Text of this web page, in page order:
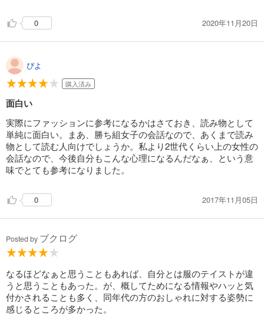
0 2020年11月20日
ぴよ
購入済み
面白い
実際にファッションに参考になるかはさておき、読み物として
単純に面白い。まあ、勝ち組女子の会話なので、あくまで読み
物として読む人向けでしょうか。私より2世代くらい上の女性の
会話なので、今後自分もこんな心理になるんだなぁ、という意
味でとても参考になりました。
0 2017年11月05日
Posted by ブクログ
なるほどなぁと思うこともあれば、自分とは服のテイストが違
うと思うこともあった。が、概してためになる情報やハッと気
付かされることも多く、同年代の方のおしゃれに対する姿勢に
感じるところが多かった。